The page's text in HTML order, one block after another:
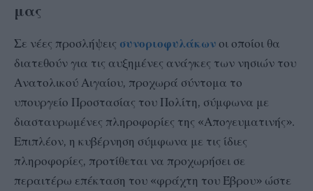
μας
Σε νέες προσλήψεις συνοριοφυλάκωνοι οποίοι θα
διατεθούν για τις αυξημένες ανάγκες των νησιών του
Ανατολικού Αιγαίου, προχωρά σύντομα το
υπουργείο Προστασίας του Πολίτη, σύμφωνα με
διασταυρωμένες πληροφορίες της «Απογευματινής».
Επιπλέον, η κυβέρνηση σύμφωνα με τις ίδιες
πληροφορίες, προτίθεται να προχωρήσει σε
περαιτέρω επέκταση του «φράχτη του Έβρου» ώστε